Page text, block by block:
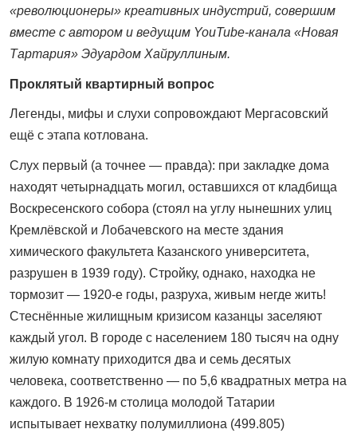
«революционеры» креативных индустрий, совершим
вместе с автором и ведущим YouTube-канала «Новая
Тартария» Эдуардом Хайруллиным.
Проклятый квартирный вопрос
Легенды, мифы и слухи сопровождают Мергасовский
ещё с этапа котлована.
Слух первый (а точнее — правда): при закладке дома
находят че­тырнадцать могил, оставшихся от кладбища
Воскресенского собора (стоял на углу нынешних улиц
Кремлёвской и Лобачевского на месте здания
химического факультета Казанского университета,
разрушен в 1939 году). Стройку, однако, находка не
тормозит — 1920-е годы, разруха, живым негде жить!
Стеснённые жилищным кризисом казанцы заселяют
каждый угол. В городе с населением 180 тысяч на одну
жилую комнату приходится два и семь десятых
человека, соответственно — по 5,6 квадратных метра на
каждого. В 1926-м столица молодой Татарии
испытывает нехватку полумиллиона (499.805)